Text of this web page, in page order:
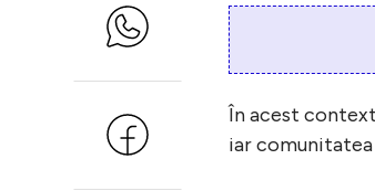
În acest
iar